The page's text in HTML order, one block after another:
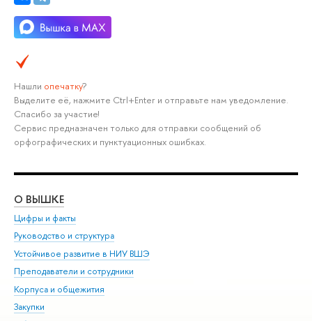
Нашли опечатку?
Выделите её, нажмите Ctrl+Enter и отправьте нам уведомление.
Спасибо за участие!
Сервис предназначен только для отправки сообщений об
орфографических и пунктуационных ошибках.
О ВЫШКЕ
Цифры и факты
Руководство и структура
Устойчивое развитие в НИУ ВШЭ
Преподаватели и сотрудники
Корпуса и общежития
Закупки